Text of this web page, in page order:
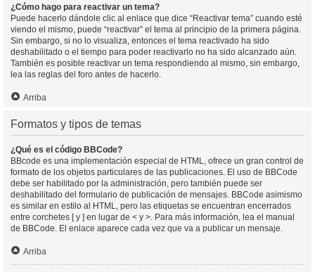
¿Cómo hago para reactivar un tema?
Puede hacerlo dándole clic al enlace que dice “Reactivar tema” cuando esté
viendo el mismo, puede “reactivar” el tema al principio de la primera página.
Sin embargo, si no lo visualiza, entonces el tema reactivado ha sido
deshabilitado o el tiempo para poder reactivarlo no ha sido alcanzado aún.
También es posible reactivar un tema respondiendo al mismo, sin embargo,
lea las reglas del foro antes de hacerlo.
Arriba
Formatos y tipos de temas
¿Qué es el código BBCode?
BBcode es una implementación especial de HTML, ofrece un gran control de
formato de los objetos particulares de las publicaciones. El uso de BBCode
debe ser habilitado por la administración, pero también puede ser
deshabilitado del formulario de publicación de mensajes. BBCode asimismo
es similar en estilo al HTML, pero las etiquetas se encuentran encerrados
entre corchetes [ y ] en lugar de < y >. Para más información, lea el manual
de BBCode. El enlace aparece cada vez que va a publicar un mensaje.
Arriba